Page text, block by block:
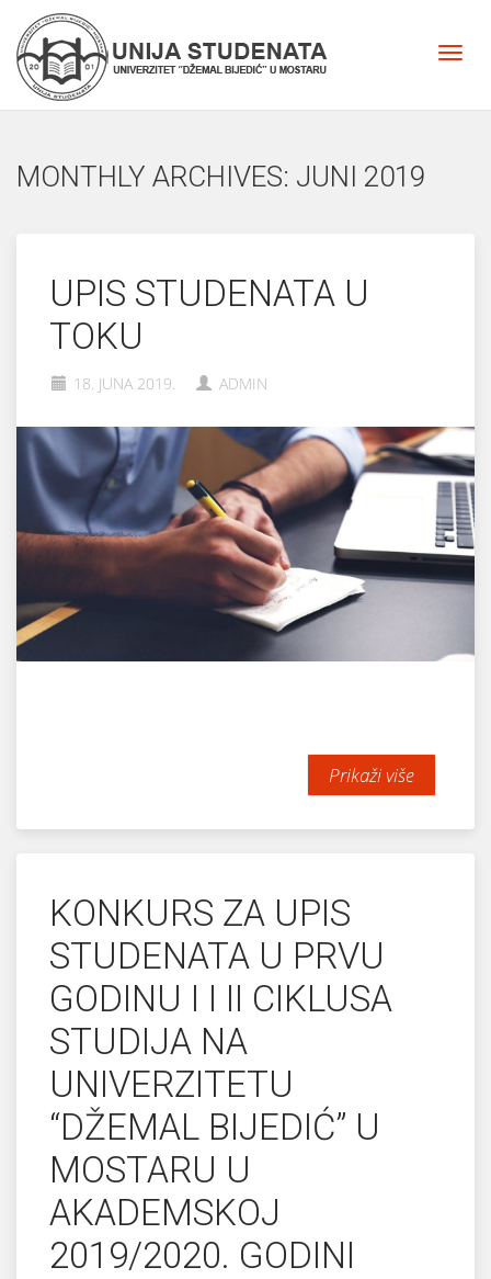
MONTHLY ARCHIVES: JUNI 2019
UPIS STUDENATA U
TOKU
18. JUNA 2019. ADMIN
Prikaži više
KONKURS ZA UPIS
STUDENATA U PRVU
GODINU I I II CIKLUSA
STUDIJA NA
UNIVERZITETU
“DŽEMAL BIJEDIĆ” U
MOSTARU U
AKADEMSKOJ
2019/2020. GODINI